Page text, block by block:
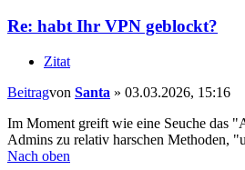
Re: habt Ihr VPN geblockt?
Zitat
Beitragvon Santa » 03.03.2026, 15:16
Im Moment greift wie eine Seuche das
Admins zu relativ harschen Methoden,
Nach oben